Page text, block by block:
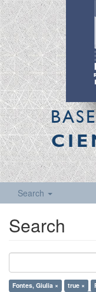
Search
Search
Fontes, Giulia × true ×